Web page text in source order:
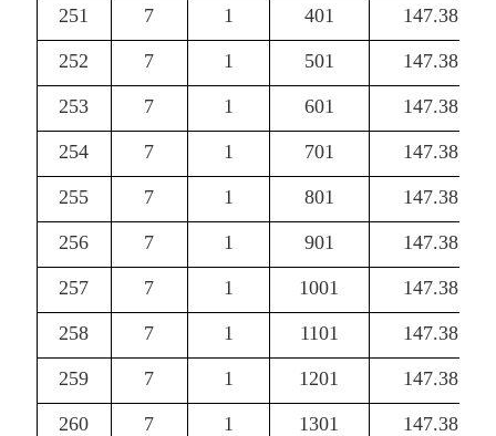
251 7 1 401 147.38
252 7 1 501 147.38
253 7 1 601 147.38
254 7 1 701 147.38
255 7 1 801 147.38
256 7 1 901 147.38
257 7 1 1001 147.38
258 7 1 1101 147.38
259 7 1 1201 147.38
260 7 1 1301 147.38